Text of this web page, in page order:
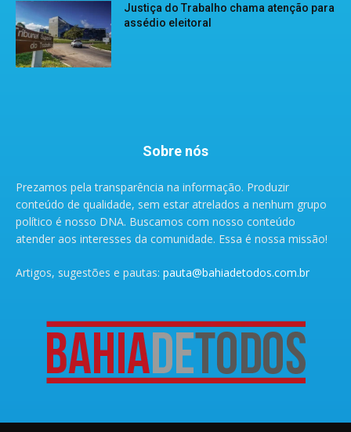
Justiça do Trabalho chama atenção para
assédio eleitoral
Sobre nós
Prezamos pela transparência na informação. Produzir
conteúdo de qualidade, sem estar atrelados a nenhum grupo
político é nosso DNA. Buscamos com nosso conteúdo
atender aos interesses da comunidade. Essa é nossa missão!
Artigos, sugestões e pautas: pauta@bahiadetodos.com.br